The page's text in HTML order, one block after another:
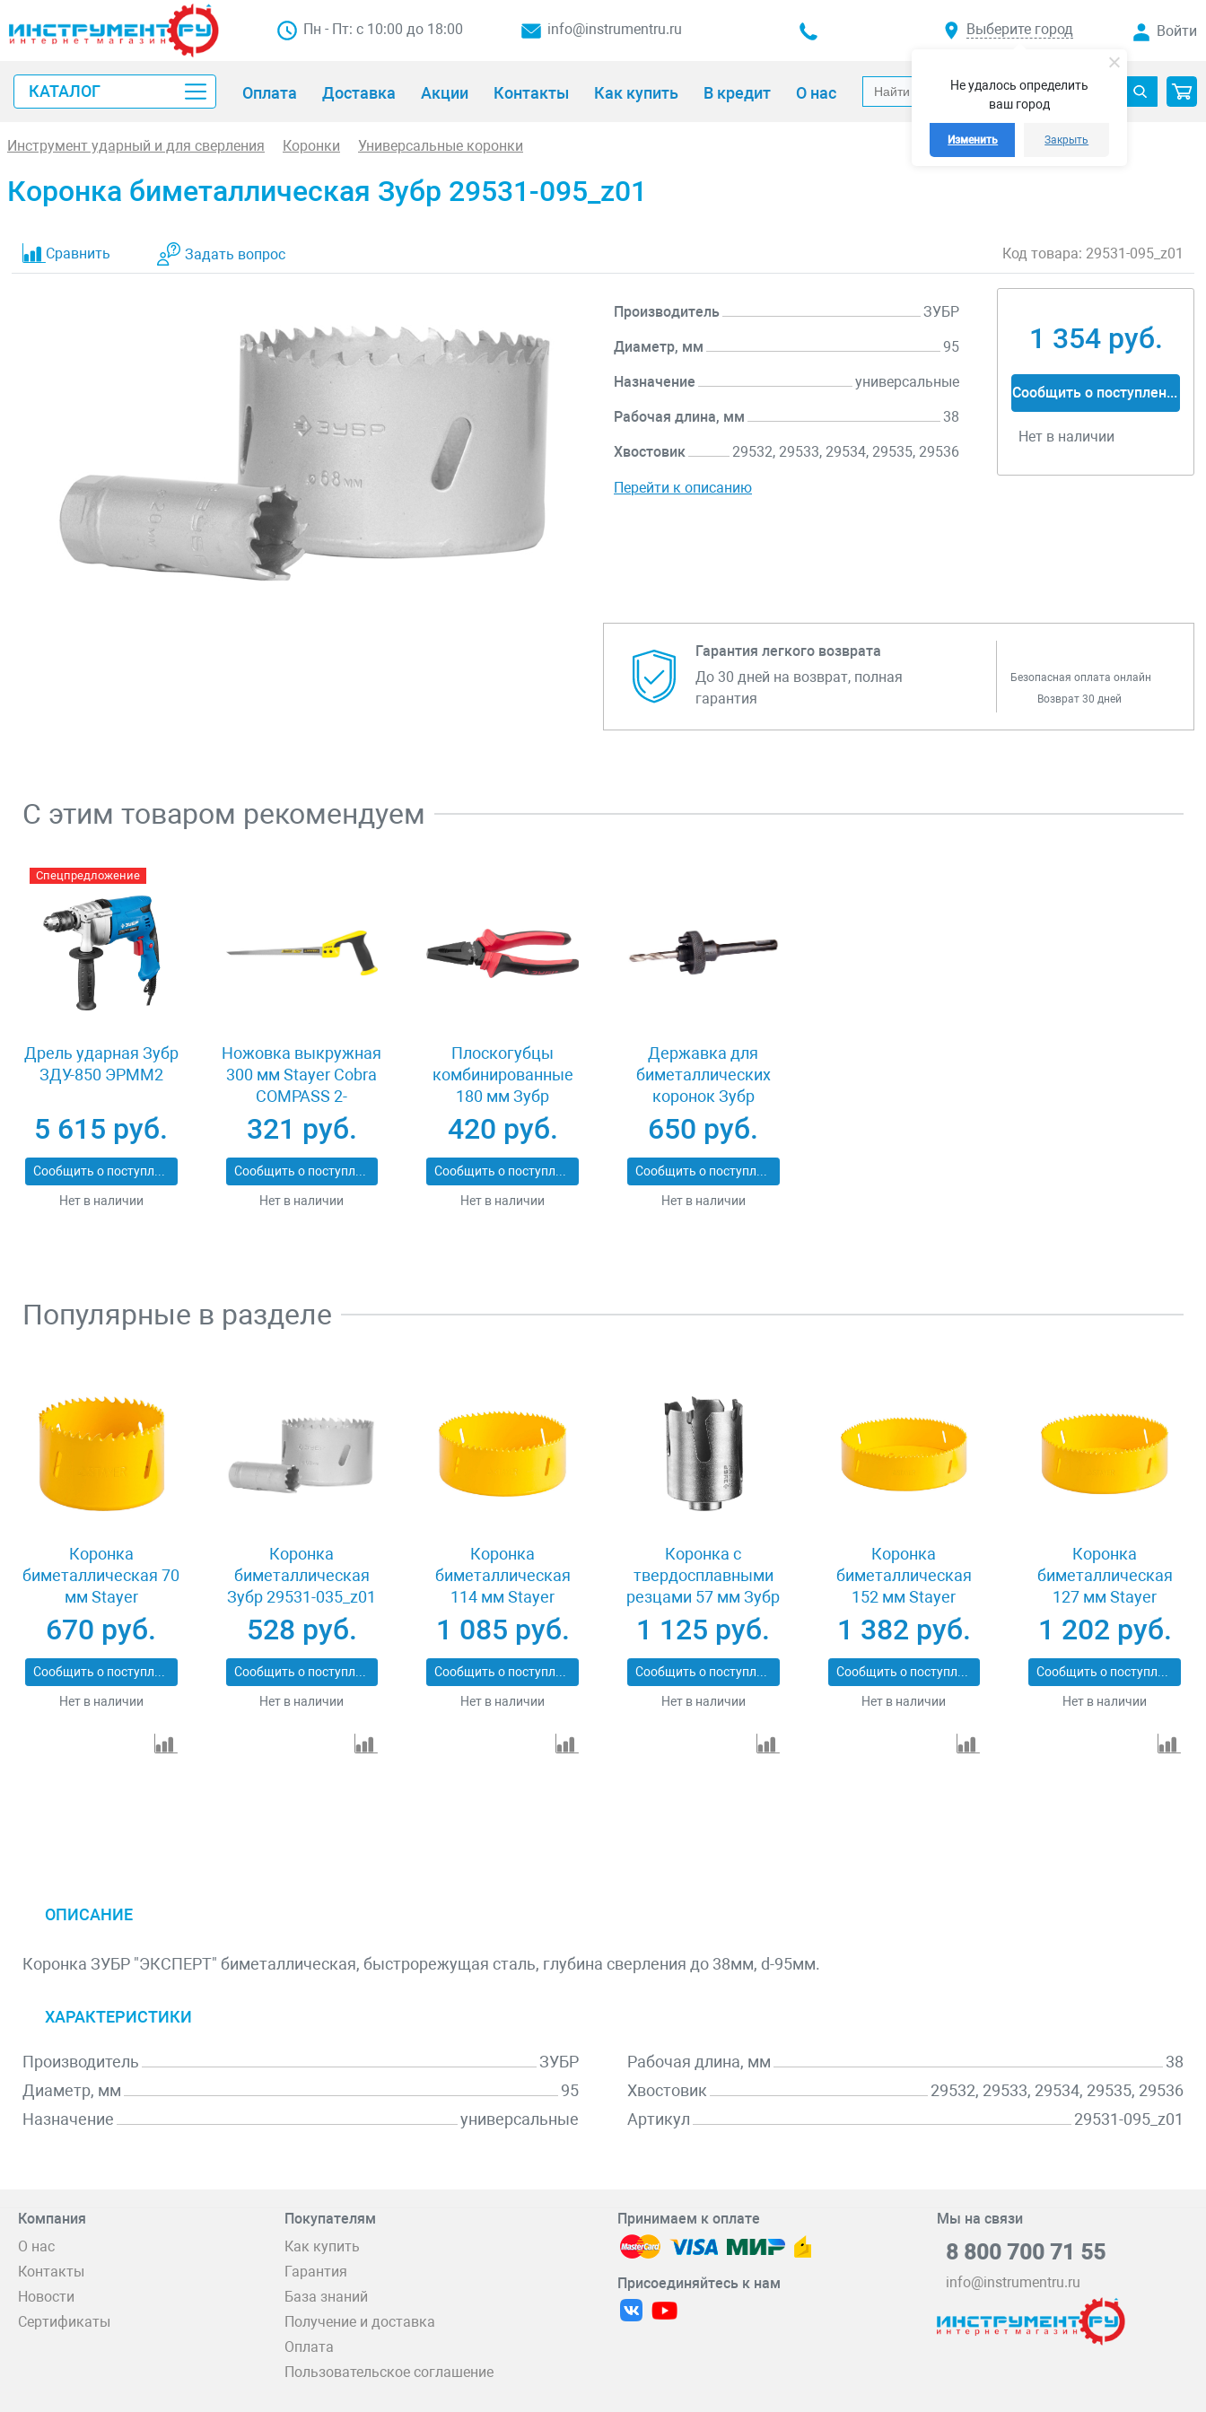
Не удалось определить
ваш город
Изменить Закрыть
Пн - Пт: с 10:00 до 18:00 info@instrumentru.ru Выберите город Войти
КАТАЛОГ Оплата Доставка Акции Контакты Как купить В кредит О нас
Инструмент ударный и для сверления Коронки Универсальные коронки
Коронка биметаллическая Зубр 29531-095_z01
Сравнить Задать вопрос Код товара: 29531-095_z01
Производитель ЗУБР
Диаметр, мм 95
Назначение универсальные
Рабочая длина, мм 38
Хвостовик 29532, 29533, 29534, 29535, 29536
Перейти к описанию
1 354 руб.
Сообщить о поступлении
Нет в наличии
Гарантия легкого возврата
До 30 дней на возврат, полная
гарантия
Безопасная оплата онлайн
Возврат 30 дней
С этим товаром рекомендуем
Спецпредложение
Дрель ударная Зубр
ЗДУ-850 ЭРММ2
5 615 руб.
Сообщить о поступлении
Нет в наличии
Ножовка выкружная
300 мм Stayer Cobra
COMPASS 2-
15087_z02
321 руб.
Сообщить о поступлении
Нет в наличии
Плоскогубцы
комбинированные
180 мм Зубр
МАСТЕР 22015-1-
18_z01
420 руб.
Сообщить о поступлении
Нет в наличии
Державка для
биметаллических
коронок Зубр
29536_z01
650 руб.
Сообщить о поступлении
Нет в наличии
Популярные в разделе
Коронка
биметаллическая 70
мм Stayer
PROFESSIONAL
29547-070
670 руб.
Сообщить о поступлении
Нет в наличии
Коронка
биметаллическая
Зубр 29531-035_z01
528 руб.
Сообщить о поступлении
Нет в наличии
Коронка
биметаллическая
114 мм Stayer
PROFESSIONAL
29547-114
1 085 руб.
Сообщить о поступлении
Нет в наличии
Коронка с
твердосплавными
резцами 57 мм Зубр
ПРОФИ 29514-57
1 125 руб.
Сообщить о поступлении
Нет в наличии
Коронка
биметаллическая
152 мм Stayer
PROFESSIONAL
29547-152
1 382 руб.
Сообщить о поступлении
Нет в наличии
Коронка
биметаллическая
127 мм Stayer
PROFESSIONAL
29547-127
1 202 руб.
Сообщить о поступлении
Нет в наличии
ОПИСАНИЕ
Коронка ЗУБР "ЭКСПЕРТ" биметаллическая, быстрорежущая сталь, глубина сверления до 38мм, d-95мм.
ХАРАКТЕРИСТИКИ
Производитель
ЗУБР
Диаметр, мм
95
Назначение
универсальные
Рабочая длина, мм
38
Хвостовик
29532, 29533, 29534, 29535, 29536
Артикул
29531-095_z01
Компания
О нас
Контакты
Новости
Сертификаты
Покупателям
Как купить
Гарантия
База знаний
Получение и доставка
Оплата
Пользовательское соглашение
Принимаем к оплате
Присоединяйтесь к нам
Мы на связи
8 800 700 71 55
info@instrumentru.ru